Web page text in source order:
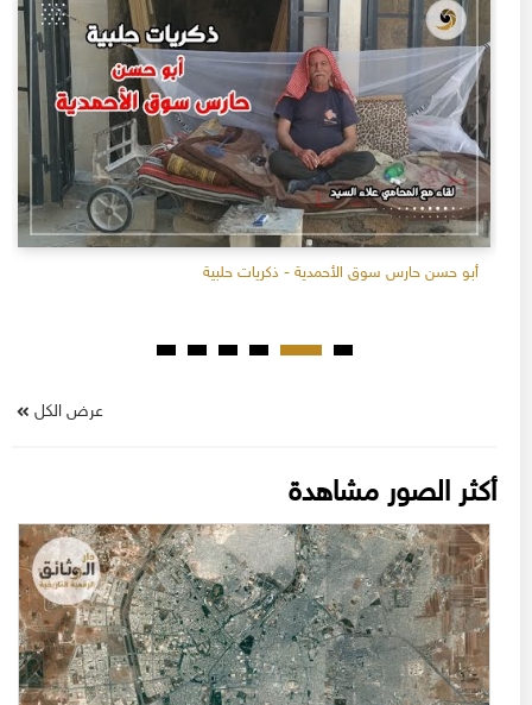
أبو حسن حارس سوق الأحمدية - ذكريات حلبية
عرض الكل
أكثر الصور مشاهدة